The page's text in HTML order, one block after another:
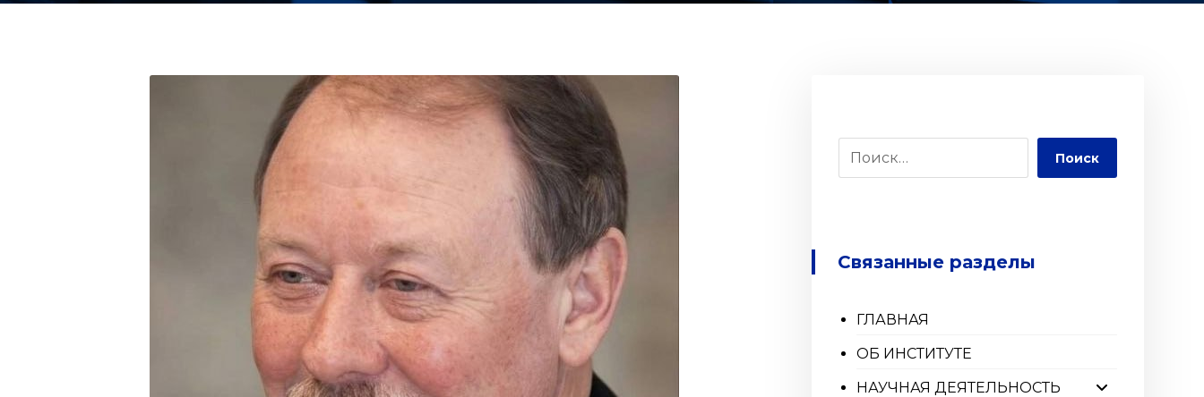
Поиск
Связанные разделы
ГЛАВНАЯ
ОБ ИНСТИТУТЕ
НАУЧНАЯ ДЕЯТЕЛЬНОСТЬ